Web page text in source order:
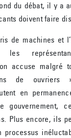
du débat, il y a
doivent faire
de machines et
les
accuse
de ouvriers
en
gouvernement,
Plus encore, ils
processus